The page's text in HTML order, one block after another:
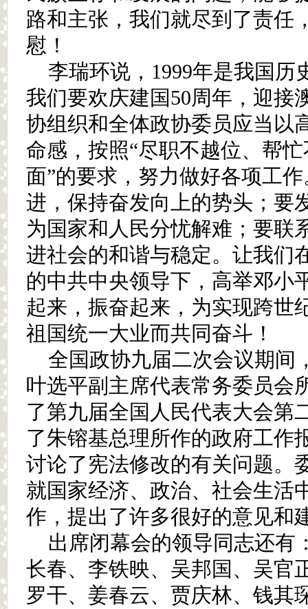
路和主张，我们就尽到了责任
慰！
李瑞环说，1999年是我国历
我们要欢庆建国50周年，迎接
协组织和全体政协委员应当以
命感，按照“尽职不越位、帮
面”的要求，努力做好各项工
进，保持奋发向上的势头；要
为国家和人民分忧解难；要联
进社会的和谐与稳定。让我们
的中共中央领导下，高举邓小
起来，振奋起来，为实现跨世
祖国统一大业而共同奋斗！
全国政协九届二次会议期间
叶选平副主席代表常务委员会
了第九届全国人民代表大会第
了朱镕基总理所作的政府工作
讨论了宪法修改的有关问题。
就国家经济、政治、社会生活
作，提出了许多很好的意见和
出席闭幕会的领导同志还有
长春、李铁映、吴邦国、吴官
罗干、姜春云、贾庆林、钱其